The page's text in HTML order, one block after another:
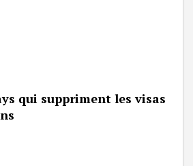
qui suppriment les visas